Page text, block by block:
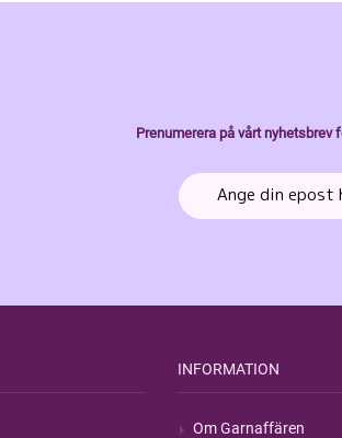
Prenumerera på vårt
INFORMATION
Om Garnaffären